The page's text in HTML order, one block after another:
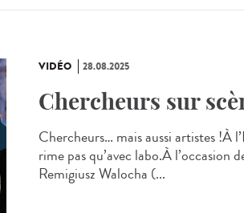
VIDÉO 28.08.2025
Chercheurs sur
Chercheurs… mais aussi artistes !À
rime pas qu’avec labo.À l’occasion
Remigiusz Walocha (...